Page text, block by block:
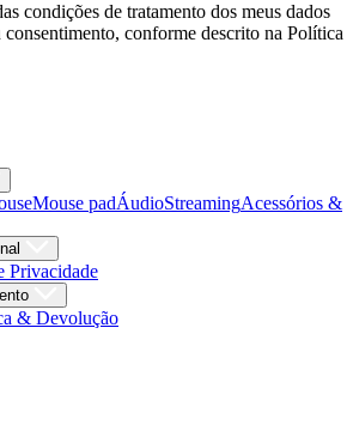
condições de tratamento dos meus dados
consentimento, conforme descrito na Política
Mouse padÁudioStreamingAcessórios &
Privacidade
& Devolução